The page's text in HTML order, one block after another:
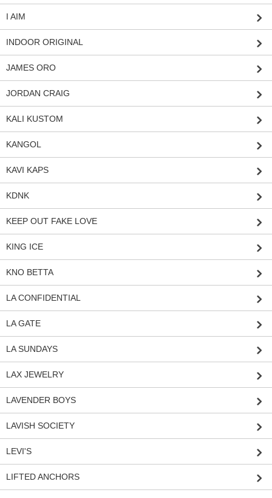
I AIM
INDOOR ORIGINAL
JAMES ORO
JORDAN CRAIG
KALI KUSTOM
KANGOL
KAVI KAPS
KDNK
KEEP OUT FAKE LOVE
KING ICE
KNO BETTA
LA CONFIDENTIAL
LA GATE
LA SUNDAYS
LAX JEWELRY
LAVENDER BOYS
LAVISH SOCIETY
LEVI'S
LIFTED ANCHORS